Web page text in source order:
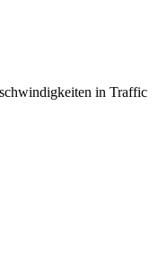
in Traffic